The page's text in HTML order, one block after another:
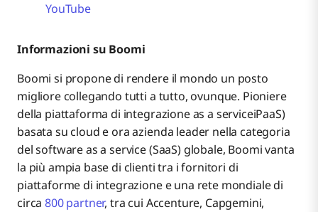
YouTube
Informazioni su Boomi
Boomi si propone di rendere il mondo un posto
migliore collegando tutti a tutto, ovunque. Pioniere
della piattaforma di integrazione as a serviceiPaaS)
basata su cloud e ora azienda leader nella categoria
del software as a service (SaaS) globale, Boomi vanta
la più ampia base di clienti tra i fornitori di
piattaforme di integrazione e una rete mondiale di
circa800 partner, tra cui Accenture, Capgemini,